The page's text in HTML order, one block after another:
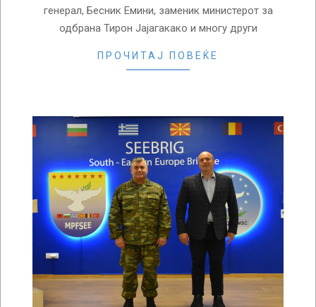
генерал, Бесник Емини, заменик министерот за
одбрана Тирон Јајагакако и многу други
ПРОЧИТАЈ ПОВЕЌЕ